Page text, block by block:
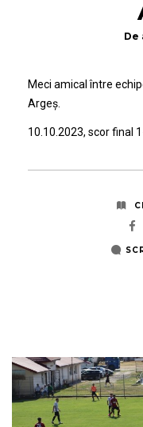
De
Meci amical între
Argeș.
10.10.2023, scor final